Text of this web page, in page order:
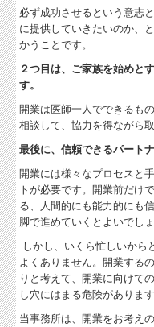
関与先向け融資商品ご紹介
経営者お役立ち情報
Q&A経営相談
税務Q&A
個人情報保護方針
TKCシステムQ&A
経営革新等支援機関とは
必ず成功させるという意志
に提供していきたいのか、
かうことです。
２つ目は、ご家族を始めと
す。
開業は医師一人でできるも
相談して、協力を得ながら
最後に、信頼できるパート
開業には様々なプロセスと
トが必要です。開業前だけ
る、人間的にも能力的にも
脚で進めていくとよいでしょ
しかし、いくら忙しいから
よくありません。開業する
りと考えて、開業に向けて
し穴にはまる危険がありま
当事務所は、開業をお考え